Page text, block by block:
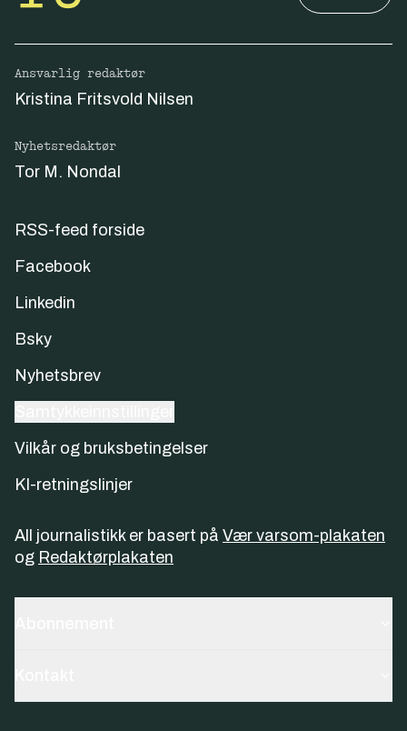
Ansvarlig redaktør
Kristina Fritsvold Nilsen
Nyhetsredaktør
Tor M. Nondal
RSS-feed forside
Facebook
Linkedin
Bsky
Nyhetsbrev
Vilkår og bruksbetingelser
KI-retningslinjer
All journalistikk er basert på Vær varsom-plakaten
og Redaktørplakaten